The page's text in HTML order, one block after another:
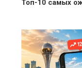
Топ-10 самых